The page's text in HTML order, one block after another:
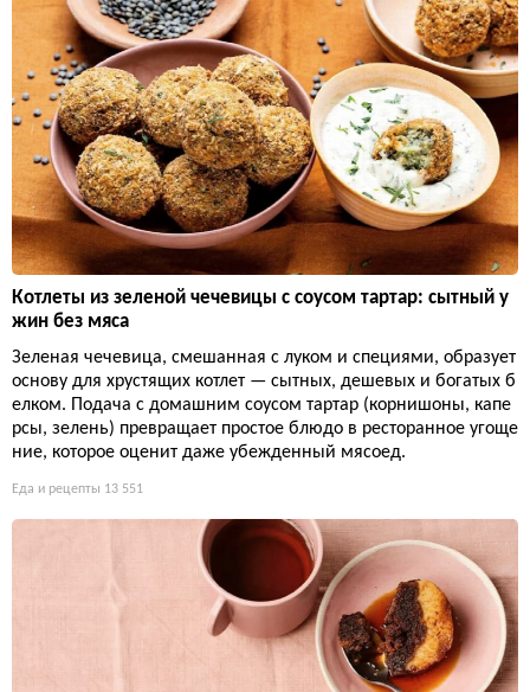
Котлеты из зеленой чечевицы с соусом тартар: сытный у
жин без мяса
Зеленая чечевица, смешанная с луком и специями, образует
основу для хрустящих котлет — сытных, дешевых и богатых б
елком. Подача с домашним соусом тартар (корнишоны, капе
рсы, зелень) превращает простое блюдо в ресторанное угоще
ние, которое оценит даже убежденный мясоед.
Еда и рецепты 13 551